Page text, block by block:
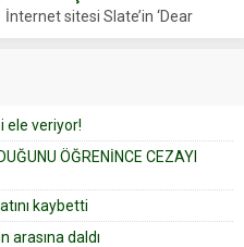
İnternet sitesi Slate’in ‘Dear
Prudence’ isimli tavsiye köşesine
yapıştırdığı için düğünden...
ele veriyor!
ÖĞRENİNCE CEZAYI
kaybetti
arasına daldı